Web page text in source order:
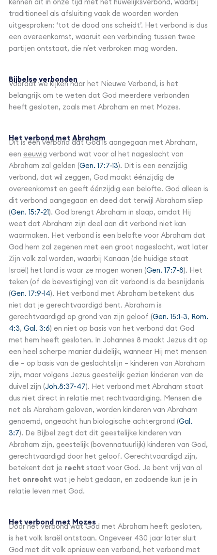
traditioneel als afsluiting vaak de woorden worden
uitgesproken: ‘tot de dood ons scheidt’. Het verbond is dus
een overeenkomst, waaruit een verbinding tussen twee
partijen ontstaat, die níet verbroken mag worden.
Bijbelse verbonden
Voordat we kijken naar het Nieuwe Verbond, is het
belangrijk om te weten dat God meerdere verbonden
heeft gesloten, zoals met Abraham en met Mozes.
Het verbond met Abraham
Dit is een verbond dat God is aangegaan met Abraham,
een eeuwig verbond wat voor al het nageslacht van
Abraham zal gelden (Gen. 17:7-13). Dit is een eenzijdig
verbond, dat wil zeggen, God maakt éénzijdig de
overeenkomst en geeft éénzijdig een belofte. God alleen is
dit verbond aangegaan en deed dat terwijl Abraham sliep
(Gen. 15:7-21). God brengt Abraham in slaap, omdat Hij
weet dat Abraham zijn deel aan dit verbond niet kan
waarmaken. Het verbond is een belofte voor Abraham dat
God hem zal zegenen met een groot nageslacht, wat later
Zijn volk zal worden, waarbij Kanaän (de huidige staat
Israël) het land is waar ze mogen wonen (Gen. 17:7-8). Het
teken (of de bevestiging) van dit verbond is de besnijdenis
(Gen. 17:9-14). Het verbond met Abraham betekent dus
niet dat je gerechtvaardigd bent. Abraham is
gerechtvaardigd op grond van zijn geloof (Gen. 15:1-3, Rom.
4:3, Gal. 3:6) en niet op basis van het verbond dat God
met hem heeft gesloten. In Johannes 8 maakt Jezus dit op
een heel scherpe manier duidelijk, wanneer Hij met mensen
die – op basis van de geslachtslijn – kinderen van Abraham
zijn, maar volgens Jezus geestelijk gezien kinderen van de
duivel zijn (Joh.8:37-47). Het verbond met Abraham staat
dus niet direct in relatie met rechtvaardiging. Mensen die
net als Abraham geloven, worden kinderen van Abraham
genoemd, ongeacht hun biologische achtergrond (Gal.
3:7). De Bijbel zegt dat dit geestelijke kinderen van
Abraham zijn, geestelijk (bovennatuurlijk) kinderen van God,
gerechtvaardigd door het geloof. Gerechtvaardigd zijn,
betekent dat je recht staat voor God. Je bent vrij van al
het onrecht wat je hebt gedaan, en zodoende kun je in
relatie leven met God.
Het verbond met Mozes
Door het verbond wat God met Abraham heeft gesloten,
is het volk Israël ontstaan. Ongeveer 430 jaar later sluit
God met dit volk opnieuw een verbond, het verbond met